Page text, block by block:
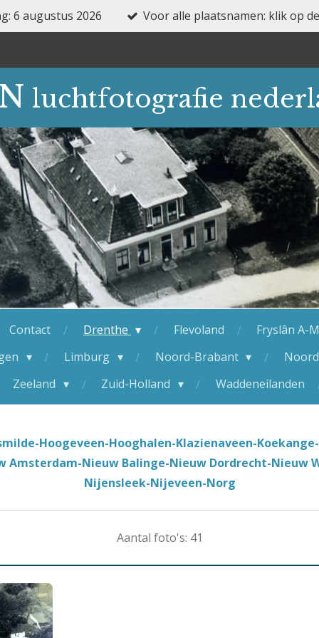
6 augustus 2026 Voor alle plaatsnamen: klik op
luchtfotografie
Contact Drenthe Flevoland
Fryslân A-
Limburg Noord-Brabant
Zeeland
Zuid-Holland Waddeneilanden
Hoogeveen-Hooghalen-Klazienaveen-
Amsterdam-Nieuw Balinge-Nieuw Dordrecht-Nieuw
Nijensleek-Nijeveen-Norg
Aantal foto's: 41